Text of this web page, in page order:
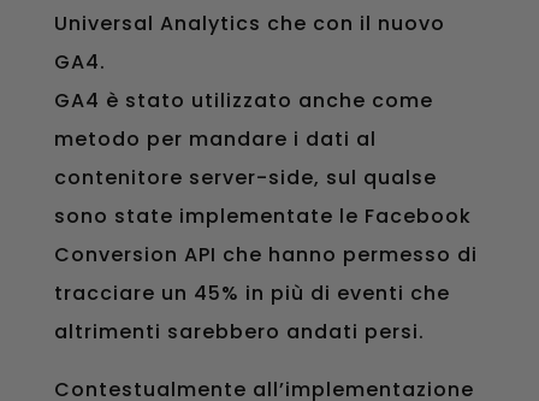
Universal Analytics che con il nuovo
GA4.
GA4 è stato utilizzato anche come
metodo per mandare i dati al
contenitore server-side, sul qualse
sono state implementate le Facebook
Conversion API che hanno permesso di
tracciare un 45% in più di eventi che
altrimenti sarebbero andati persi.
Contestualmente all’implementazione